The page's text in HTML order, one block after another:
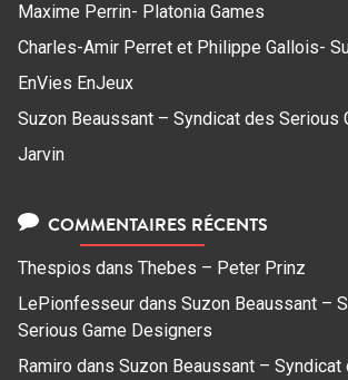
Maxime Perrin- Platonia Games
Charles-Amir Perret et Philippe Gallois-
EnVies EnJeux
Suzon Beaussant – Syndicat des Serious
Jarvin
COMMENTAIRES RÉCENTS
Thespios dans Thebes – Peter Prinz
LePionfesseur dans Suzon Beaussant –
Serious Game Designers
Ramiro dans Suzon Beaussant – Syndicat